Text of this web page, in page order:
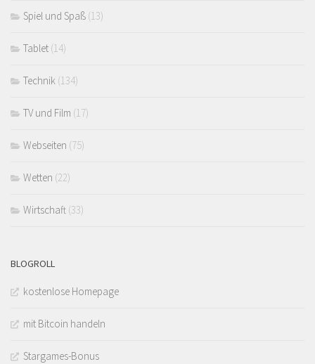
Spiel und Spaß (13)
Tablet (14)
Technik (134)
TV und Film (17)
Webseiten (75)
Wetten (22)
Wirtschaft (33)
BLOGROLL
kostenlose Homepage
mit Bitcoin handeln
Stargames-Bonus